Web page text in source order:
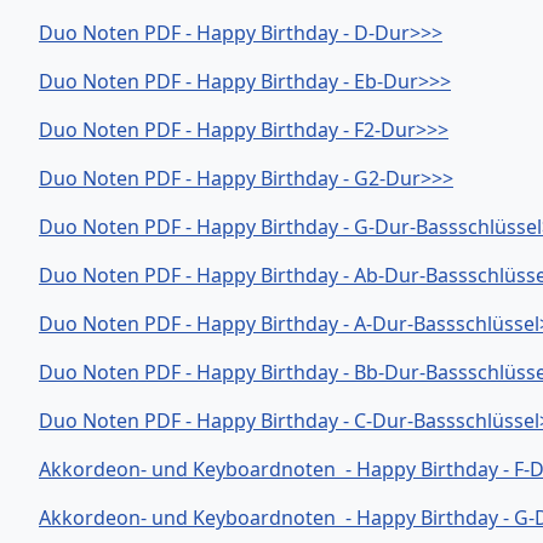
Duo Noten PDF - Happy Birthday - D-Dur>>>
Duo Noten PDF - Happy Birthday - Eb-Dur>>>
Duo Noten PDF - Happy Birthday - F2-Dur>>>
Duo Noten PDF - Happy Birthday - G2-Dur>>>
Duo Noten PDF - Happy Birthday - G-Dur-
Duo Noten PDF - Happy Birthday - Ab-Dur-
Duo Noten PDF - Happy Birthday - A-Dur-
Duo Noten PDF - Happy Birthday - Bb-Dur-
Duo Noten PDF - Happy Birthday - C-Dur-
Akkordeon- und Keyboardnoten - Happy Birthday - F-
Akkordeon- und Keyboardnoten - Happy Birthday - G-